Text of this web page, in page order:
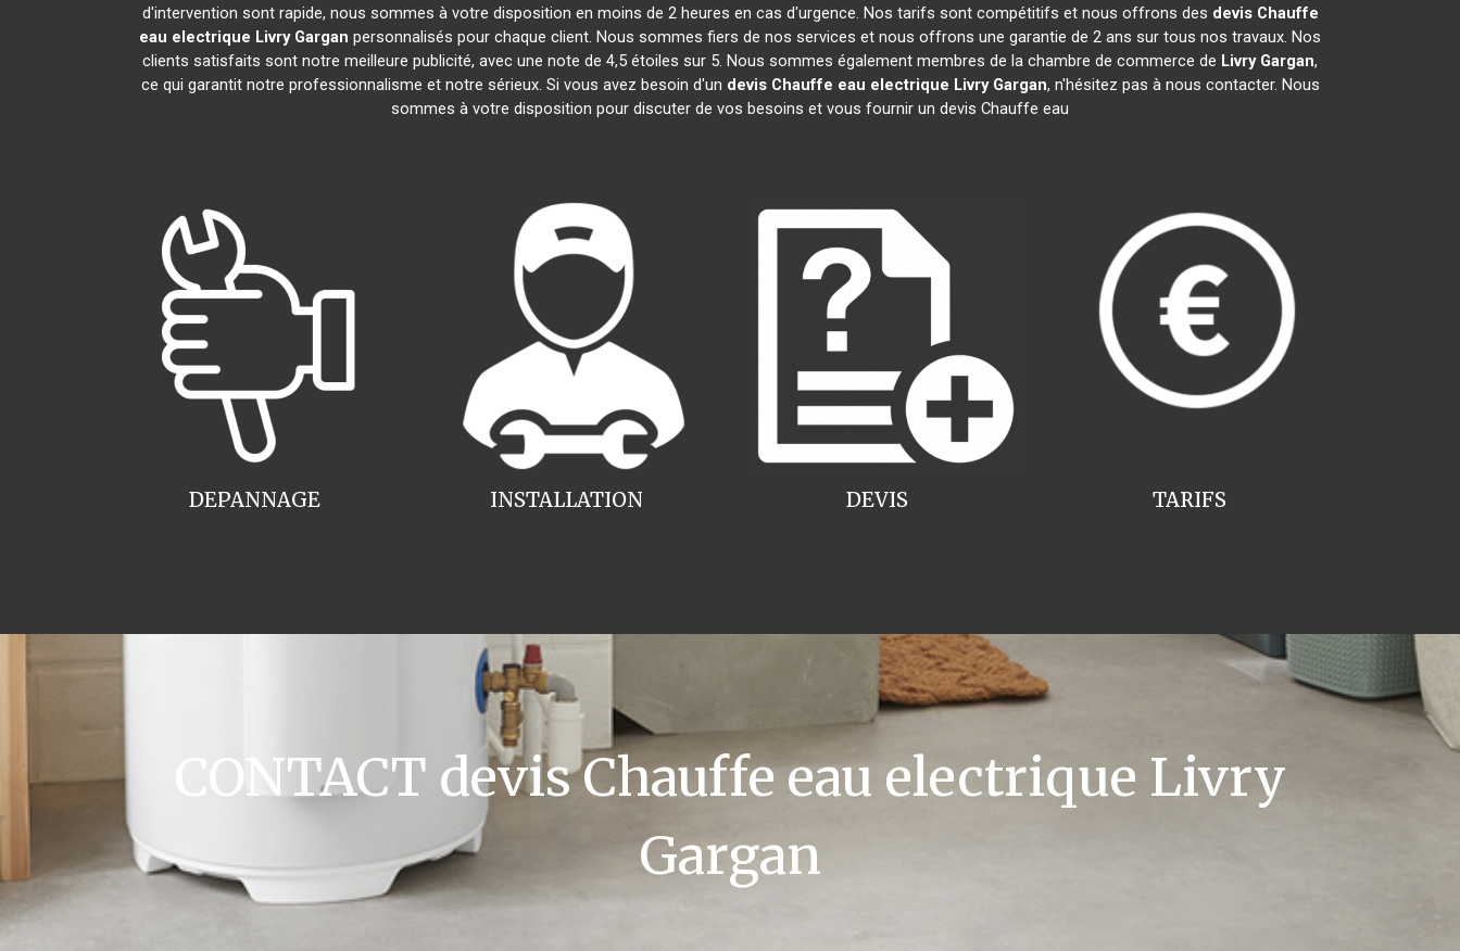
d'intervention sont rapide, nous sommes à votre disposition en moins de 2 heures en cas d'urgence. Nos tarifs sont compétitifs et nous offrons des devis Chauffe
eau electrique Livry Gargan personnalisés pour chaque client. Nous sommes fiers de nos services et nous offrons une garantie de 2 ans sur tous nos travaux. Nos
clients satisfaits sont notre meilleure publicité, avec une note de 4,5 étoiles sur 5. Nous sommes également membres de la chambre de commerce de Livry Gargan,
ce qui garantit notre professionnalisme et notre sérieux. Si vous avez besoin d'un devis Chauffe eau electrique Livry Gargan, n'hésitez pas à nous contacter. Nous
sommes à votre disposition pour discuter de vos besoins et vous fournir un devis Chauffe eau
INSTALLATION
DEPANNAGE TARIFS
DEVIS
CONTACT devis Chauffe eau electrique Livry
Gargan